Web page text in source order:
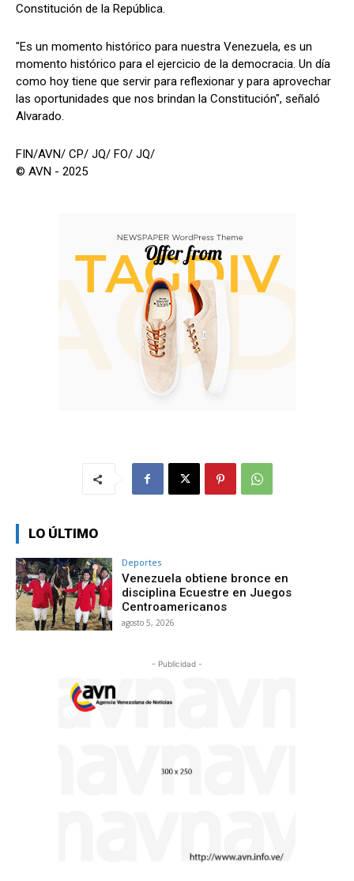
Constitución de la República.
"Es un momento histórico para nuestra Venezuela, es un
momento histórico para el ejercicio de la democracia. Un día
como hoy tiene que servir para reflexionar y para aprovechar
las oportunidades que nos brindan la Constitución", señaló
Alvarado.
FIN/AVN/ CP/ JQ/ FO/ JQ/
© AVN - 2025
LO ÚLTIMO
Deportes
Venezuela obtiene bronce en
disciplina Ecuestre en Juegos
Centroamericanos
agosto 5, 2026
- Publicidad -